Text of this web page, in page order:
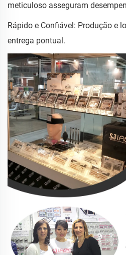
meticuloso asseguram
Rápido e Confiável: Produção e
entrega pontual.